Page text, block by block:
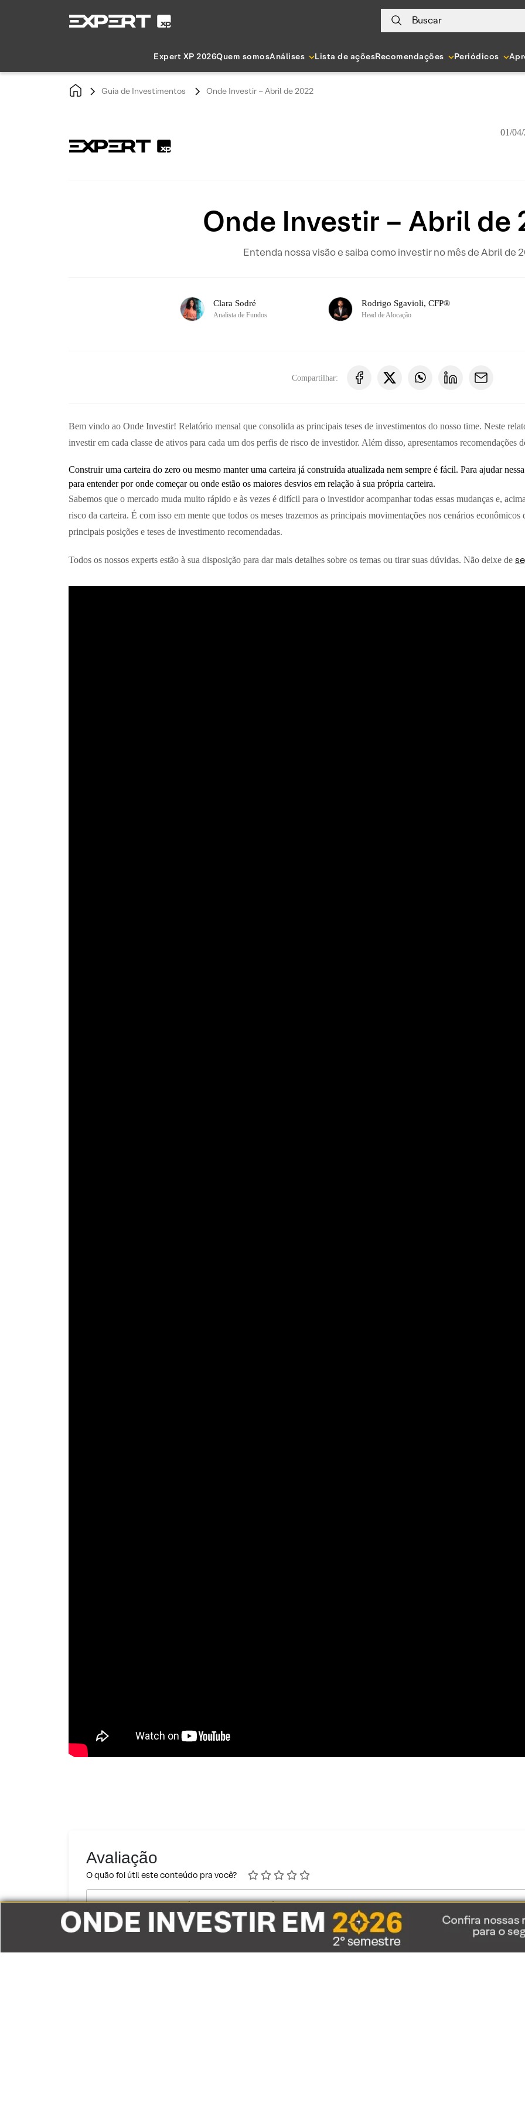
Buscar
Expert XP 2026Quem somosAnálises Lista de açõesRecomendações Periódicos
Guia de Investimentos Onde Investir – Abril de 2022
01/
Onde Investir – Abril de
Entenda nossa visão e saiba como investir no mês de Abril de
Clara Sodré
Analista de Fundos
Rodrigo Sgavioli, CFP®
Head de Alocação
Compartilhar:
Bem vindo ao Onde Investir! Relatório mensal que consolida as principais teses de investimentos do nosso time. Neste
investir em cada classe de ativos para cada um dos perfis de risco de investidor. Além disso, apresentamos recomendações
Construir uma carteira do zero ou mesmo manter uma carteira já construída atualizada nem sempre é fácil. Para ajudar
para entender por onde começar ou onde estão os maiores desvios em relação à sua própria carteira.
Sabemos que o mercado muda muito rápido e às vezes é difícil para o investidor acompanhar todas essas mudanças e,
risco da carteira. É com isso em mente que todos os meses trazemos as principais movimentações nos cenários
principais posições e teses de investimento recomendadas.
Todos os nossos experts estão à sua disposição para dar mais detalhes sobre os temas ou tirar suas dúvidas. Não deixe de
Avaliação
O quão foi útil este conteúdo pra você?